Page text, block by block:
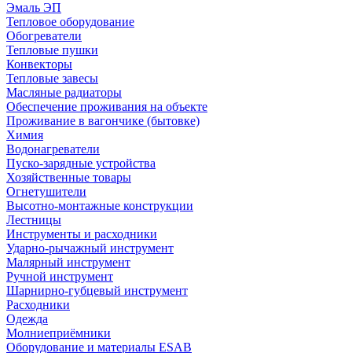
Эмаль ЭП
Тепловое оборудование
Обогреватели
Тепловые пушки
Конвекторы
Тепловые завесы
Масляные радиаторы
Обеспечение проживания на объекте
Проживание в вагончике (бытовке)
Химия
Водонагреватели
Пуско-зарядные устройства
Хозяйственные товары
Огнетушители
Высотно-монтажные конструкции
Лестницы
Инструменты и расходники
Ударно-рычажный инструмент
Малярный инструмент
Ручной инструмент
Шарнирно-губцевый инструмент
Расходники
Одежда
Молниеприёмники
Оборудование и материалы ESAB